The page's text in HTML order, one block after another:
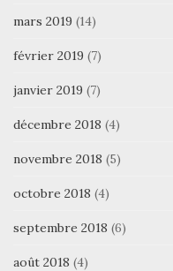
mars 2019 (14)
février 2019 (7)
janvier 2019 (7)
décembre 2018 (4)
novembre 2018 (5)
octobre 2018 (4)
septembre 2018 (6)
août 2018 (4)